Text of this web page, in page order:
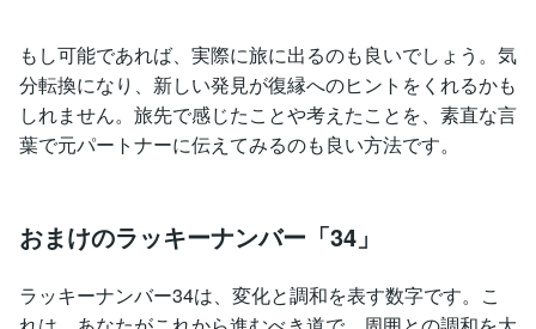
もし可能であれば、実際に旅に出るのも良いでしょう。気
分転換になり、新しい発見が復縁へのヒントをくれるかも
しれません。旅先で感じたことや考えたことを、素直な言
葉で元パートナーに伝えてみるのも良い方法です。
おまけのラッキーナンバー「34」
ラッキーナンバー34は、変化と調和を表す数字です。こ